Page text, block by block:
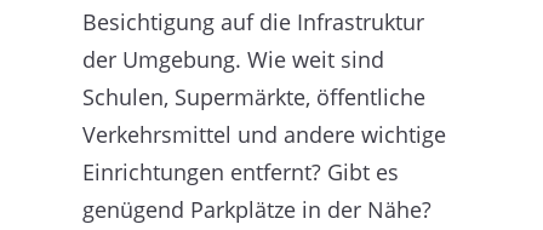
Besichtigung auf die Infrastruktur
der Umgebung. Wie weit sind
Schulen, Supermärkte, öffentliche
Verkehrsmittel und andere wichtige
Einrichtungen entfernt? Gibt es
genügend Parkplätze in der Nähe?